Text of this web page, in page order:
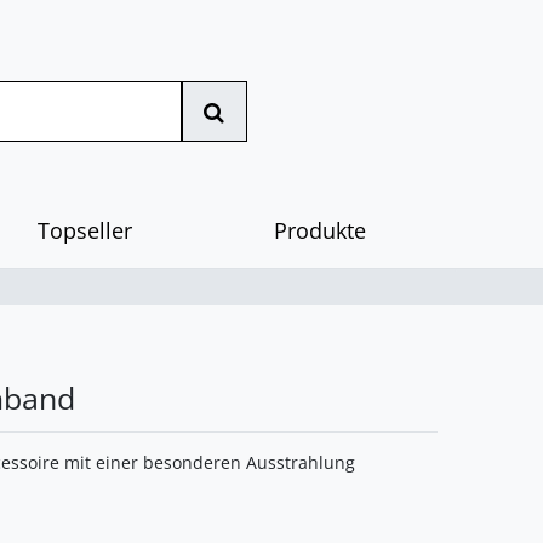
Topseller Produkte
mit einer besonderen Ausstrahlung